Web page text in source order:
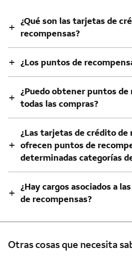
+ ¿Qué son las tarjetas de
recompensas?
+ ¿Los puntos de
+ ¿Puedo obtener puntos de
todas las compras?
+
¿Las tarjetas de crédito de
ofrecen puntos de
determinadas categorías
+ ¿Hay cargos asociados a
de recompensas?
Otras cosas que necesita